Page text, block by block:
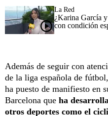
La Red
¿Karina García
con condición
Además de seguir con
de la liga española de
ha puesto de manifiesto en
Barcelona que ha
otros deportes como el